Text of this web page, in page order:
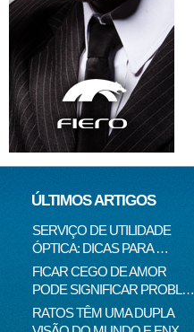
ÚLTIMOS ARTIGOS
SERVIÇO DE UTILIDADE
ÓPTICA: DICAS PARA …
FICAR CEGO DE AMOR
PODE SIGNIFICAR PROBL…
RATOS TÊM UMA DUPLA